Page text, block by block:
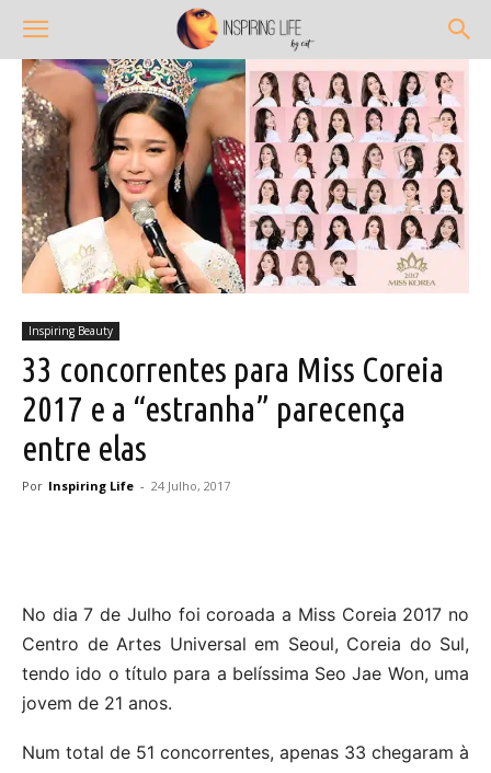
Inspiring Beauty
33 concorrentes para Miss Coreia
2017 e a “estranha” parecença
entre elas
Por Inspiring Life - 24 Julho, 2017
No dia 7 de Julho foi coroada a Miss Coreia 2017 no
Centro de Artes Universal em Seoul, Coreia do Sul,
tendo ido o título para a belíssima Seo Jae Won, uma
jovem de 21 anos.
Num total de 51 concorrentes, apenas 33 chegaram à